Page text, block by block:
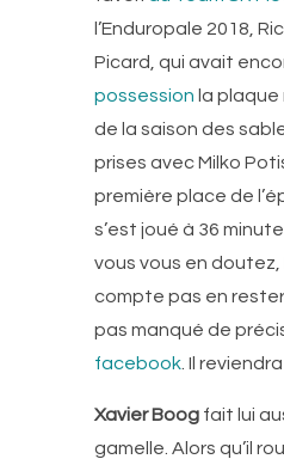
l’Enduropale 2018,
Picard, qui avait
possession la
de la saison des
prises avec Milko
première place de
s’est joué à 36
vous vous en doutez,
compte pas en rester
pas manqué de
facebook . Il reviendra
Xavier Boog fait lui
gamelle. Alors qu’il